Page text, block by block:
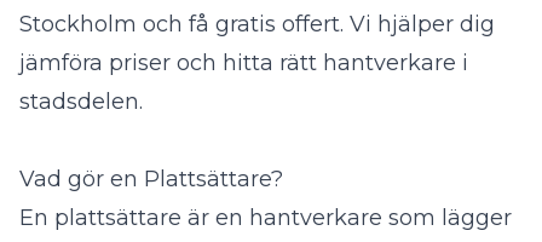
Stockholm och få gratis offert. Vi hjälper dig
jämföra priser och hitta rätt hantverkare i
stadsdelen.
Vad gör en Plattsättare?
En plattsättare är en hantverkare som lägger